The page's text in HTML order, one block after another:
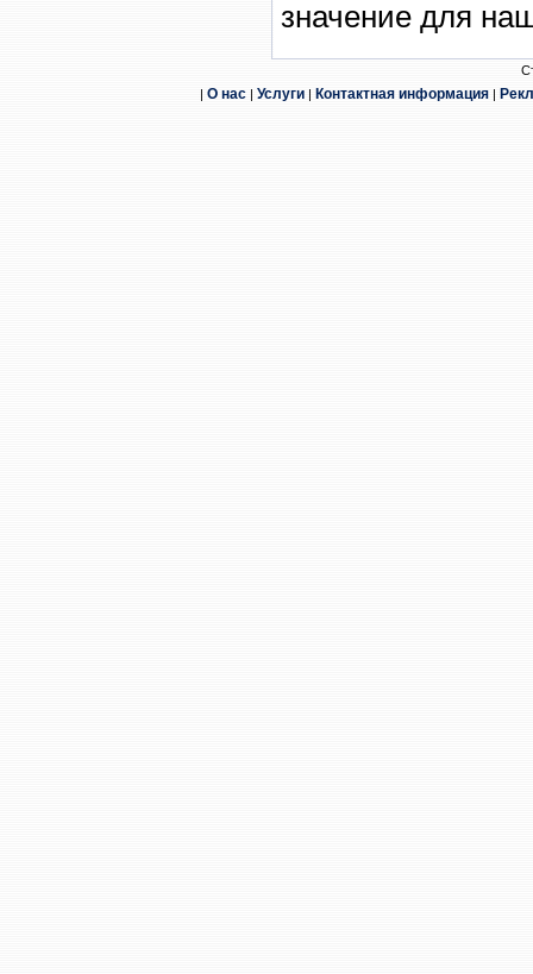
| О нас| Услуги| Контактная информация|